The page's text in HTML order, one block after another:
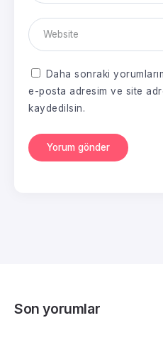
Daha sonraki
e-posta adresim ve site
kaydedilsin.
Son yorumlar